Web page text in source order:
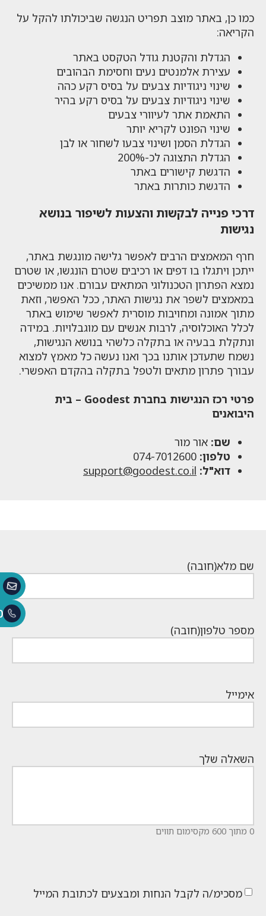
כמו כן, באתר מוצב תפריט הנגשה שביכולתו להקל על
הקריאה:
הגדלת והקטנת גודל הטקסט באתר
עצירת אלמנטים נעים וחסימת הבהובים
שינוי ניגודיות צבעים על בסיס רקע כהה
שינוי ניגודיות צבעים על בסיס רקע בהיר
התאמת אתר לעיוורי צבעים
שינוי הפונט לקריא יותר
הגדלת הסמן ושינוי צבעו לשחור או לבן
הגדלת התצוגה לכ-200%
הדגשת קישורים באתר
הדגשת כותרות באתר
דרכי פנייה לבקשות והצעות לשיפור בנושא
נגישות
חרף המאמצים הרבים לאפשר גלישה מונגשת באתר,
ייתכן ויתגלו בו דפים או רכיבים שטרם הונגשו, או שטרם
נמצא הפתרון הטכנולוגי המתאים עבורם. אנו ממשיכים
במאמצים לשפר את נגישות האתר, ככל האפשר, וזאת
מתוך אמונה ומחויבות מוסרית לאפשר שימוש באתר
לכלל האוכלוסיה, לרבות אנשים עם מוגבלויות. במידה
ונתקלת בבעיה או בתקלה כלשהי בנושא הנגישות,
נשמח שתעדכן אותנו בכך ואנו נעשה כל מאמץ למצוא
עבורך פתרון מתאים ולטפל בתקלה בהקדם האפשרי.
פרטי רכז הנגישות בחברת Goodest – בית
היבואנים
שם: אור מור
טלפון:
דוא"ל: support@goodest.co.il
שם מלא(חובה)
מספר טלפון(חובה)
אימייל
השאלה שלך
0 מתוך 600 מקסימום תווים
מסכימ/ה לקבל הנחות ומבצעים לכתובת המייל